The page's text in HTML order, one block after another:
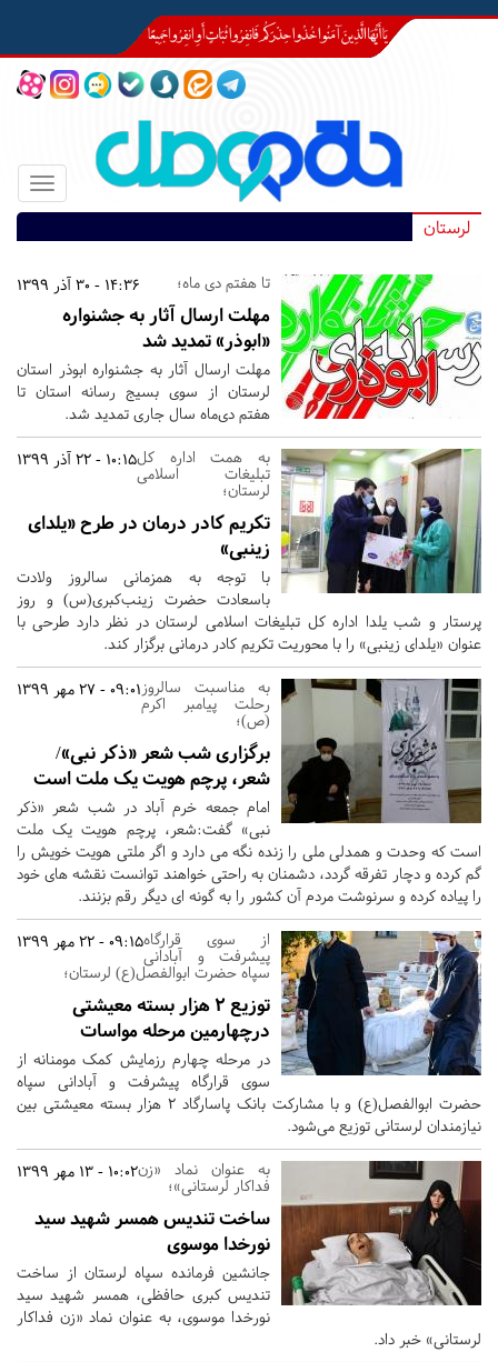
Toggle
لرستان
14:36 - 30 آذر 1399 تا هفتم دی ماه؛
مهلت ارسال آثار به جشنواره
«ابوذر» تمدید شد
مهلت ارسال آثار به جشنواره ابوذر استان
لرستان از سوی بسیج رسانه استان تا
هفتم دی‌ماه سال جاری تمدید شد.
10:15 - 22 آذر 1399به همت اداره کل
تبلیغات اسلامی
لرستان؛
تکریم کادر درمان در طرح «یلدای
زینبی»
با توجه به همزمانی سالروز ولادت
باسعادت حضرت زینب‌کبری(س) و روز
پرستار و شب یلدا اداره کل تبلیغات اسلامی لرستان در نظر دارد طرحی با
عنوان «یلدای زینبی» را با محوریت تکریم کادر درمانی برگزار کند.
09:01 - 27 مهر 1399 به مناسبت سالروز
رحلت پیامبر اکرم
(ص)؛
برگزاری شب شعر «ذکر نبی»/
شعر، پرچم هویت یک ملت است
امام جمعه خرم آباد در شب شعر «ذکر
نبی» گفت:شعر، پرچم هویت یک ملت
است که وحدت و همدلی ملی را زنده نگه می دارد و اگر ملتی هویت خویش را
گم کرده و دچار تفرقه گردد، دشمنان به راحتی خواهند توانست نقشه های خود
را پیاده کرده و سرنوشت مردم آن کشور را به گونه ای دیگر رقم بزنند.
09:15 - 22 مهر 1399از سوی قرارگاه
پیشرفت و آبادانی
سپاه حضرت ابوالفصل‌(ع) لرستان؛
توزیع 2 هزار بسته معیشتی
درچهارمین مرحله مواسات
در مرحله چهارم رزمایش کمک مومنانه از
سوی قرارگاه پیشرفت و آبادانی سپاه
حضرت ابوالفصل‌(ع) و با مشارکت بانک پاسارگاد 2 هزار بسته معیشتی بین
نیازمندان لرستانی توزیع می‌شود.
10:02 - 13 مهر 1399به‌ عنوان نماد «زن
فداکار لرستانی»؛
ساخت تندیس همسر شهید سید
نورخدا موسوی
جانشین فرمانده سپاه لرستان از ساخت
تندیس کبری حافظی، همسر شهید سید
نورخدا موسوی، به‌ عنوان نماد «زن فداکار
لرستانی» خبر داد.